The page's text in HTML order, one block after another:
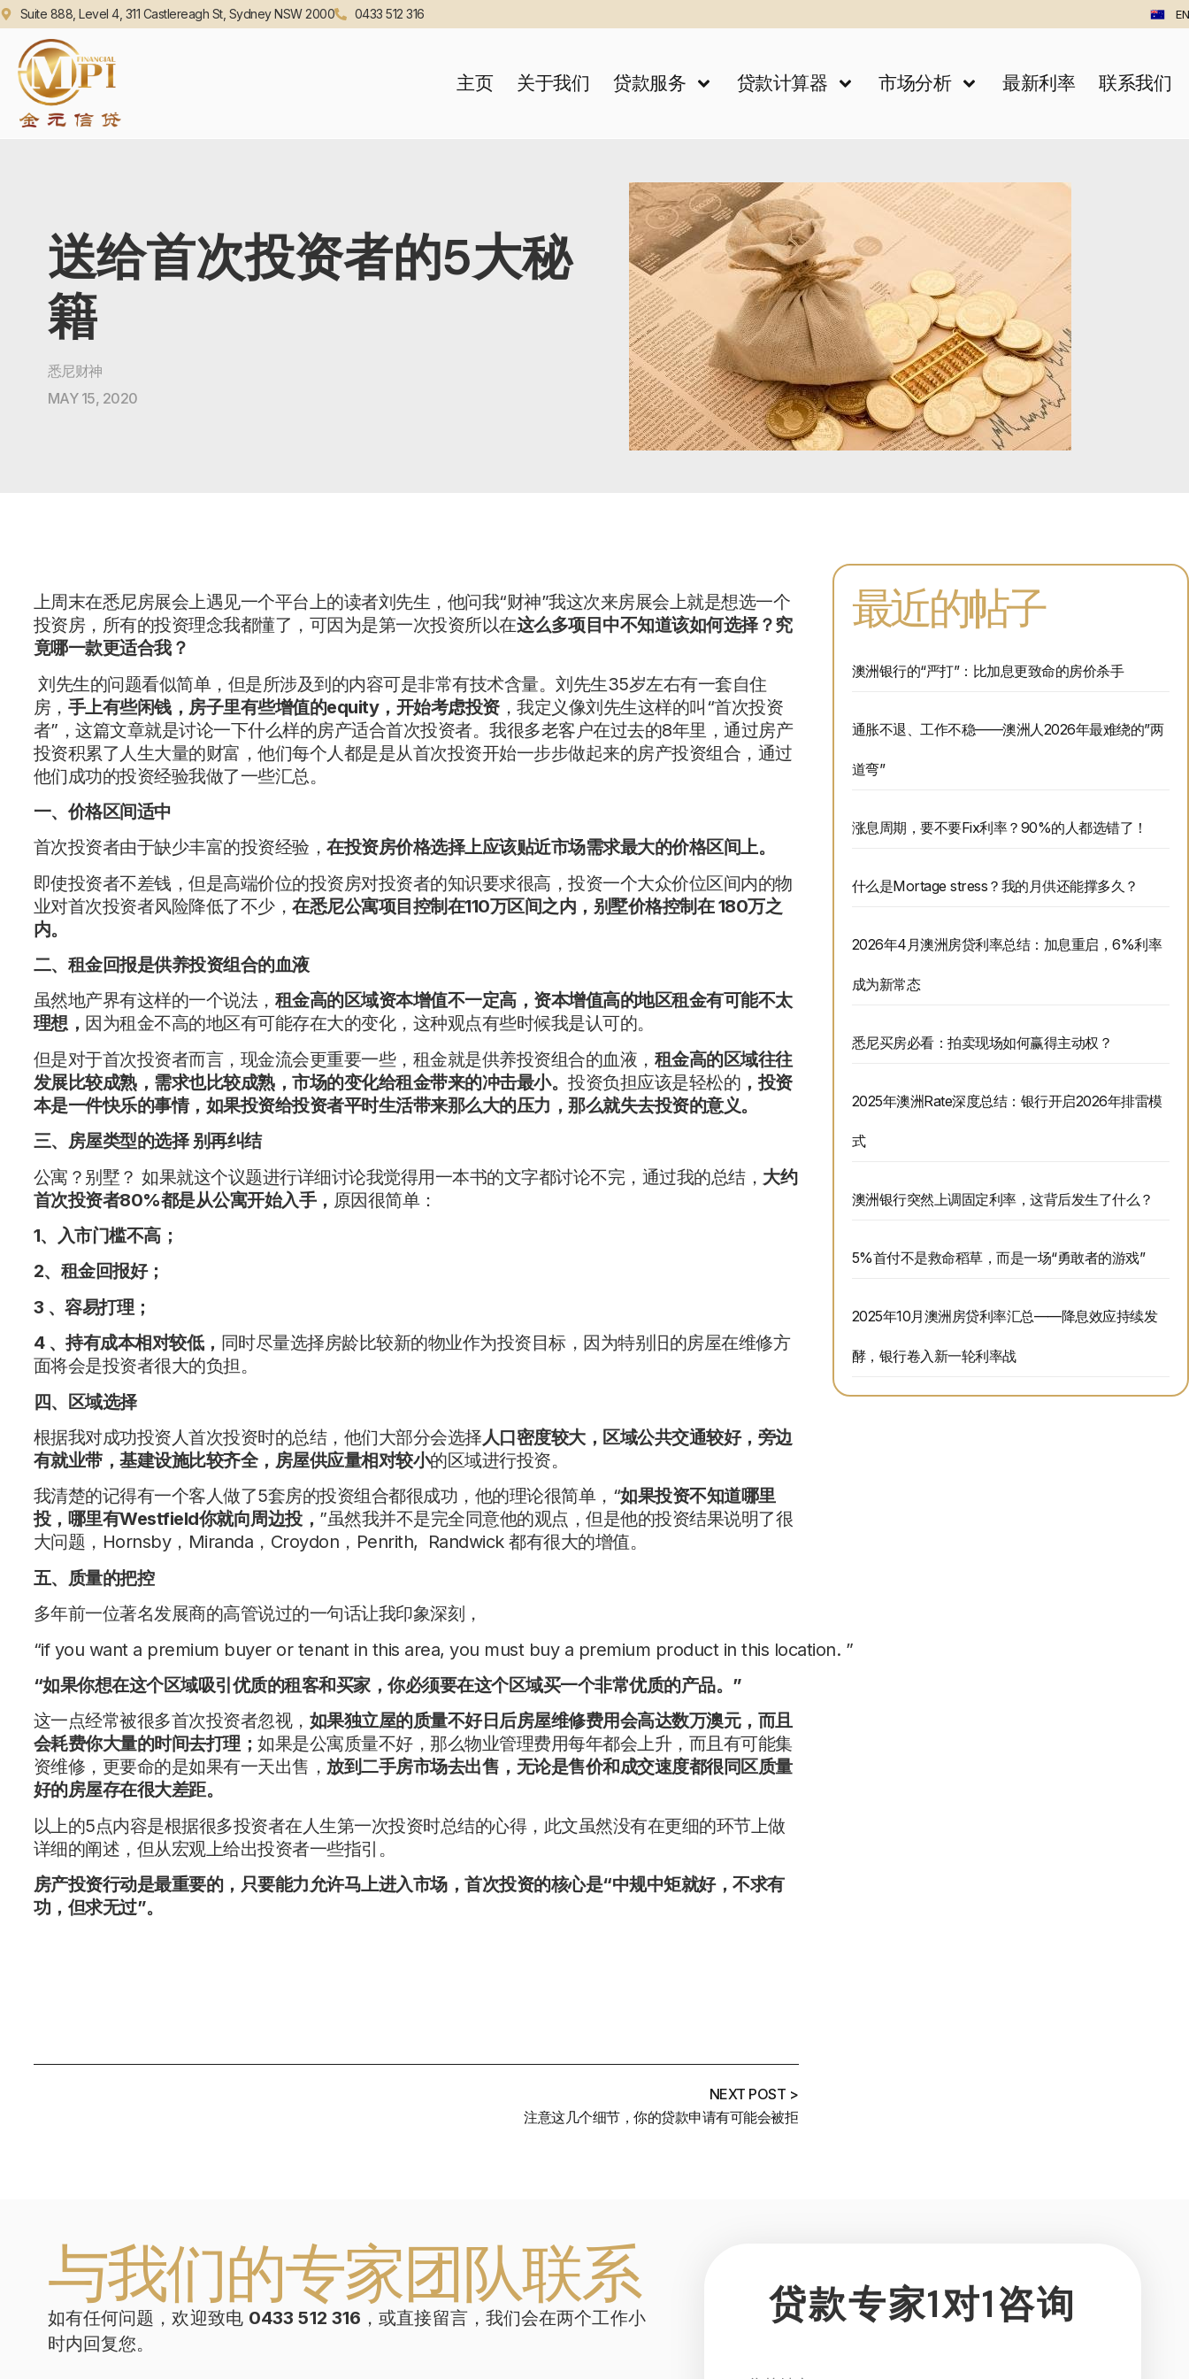
Suite 888, Level 4, 311 Castlereagh St, Sydney NSW 2000 0433 512 316 EN
主页 关于我们 贷款服务 贷款计算器 市场分析 最新利率 联系我们
送给首次投资者的5大秘
籍
悉尼财神
MAY 15, 2020
上周末在悉尼房展会上遇见一个平台上的读者刘先生，他问我“财神”我这次来房展会上就是想选一个
投资房，所有的投资理念我都懂了，可因为是第一次投资所以在这么多项目中不知道该如何选择？究
竟哪一款更适合我？
刘先生的问题看似简单，但是所涉及到的内容可是非常有技术含量。刘先生35岁左右有一套自住
房， 手上有些闲钱，房子里有些增值的equity，开始考虑投资，我定义像刘先生这样的叫“首次投资
者”，这篇文章就是讨论一下什么样的房产适合首次投资者。我很多老客户在过去的8年里，通过房产
投资积累了人生大量的财富，他们每个人都是是从首次投资开始一步步做起来的房产投资组合，通过
他们成功的投资经验我做了一些汇总。
一、价格区间适中
首次投资者由于缺少丰富的投资经验，在投资房价格选择上应该贴近市场需求最大的价格区间上。
即使投资者不差钱，但是高端价位的投资房对投资者的知识要求很高，投资一个大众价位区间内的物
业对首次投资者风险降低了不少，在悉尼公寓项目控制在110万区间之内，别墅价格控制在180万之
内。
二、租金回报是供养投资组合的血液
虽然地产界有这样的一个说法， 租金高的区域资本增值不一定高，资本增值高的地区租金有可能不太
理想， 因为租金不高的地区有可能存在大的变化，这种观点有些时候我是认可的。
但是对于首次投资者而言，现金流会更重要一些，租金就是供养投资组合的血液， 租金高的区域往往
发展比较成熟，需求也比较成熟，市场的变化给租金带来的冲击最小。投资负担应该是轻松的 ，投资
本是一件快乐的事情，如果投资给投资者平时生活带来那么大的压力，那么就失去投资的意义。
三、房屋类型的选择 别再纠结
公寓？别墅？ 如果就这个议题进行详细讨论我觉得用一本书的文字都讨论不完，通过我的总结， 大约
首次投资者80%都是从公寓开始入手， 原因很简单：
1、入市门槛不高；
2、租金回报好；
3 、容易打理；
4 、持有成本相对较低， 同时尽量选择房龄比较新的物业作为投资目标，因为特别旧的房屋在维修方
面将会是投资者很大的负担。
四、区域选择
根据我对成功投资人首次投资时的总结，他们大部分会选择人口密度较大，区域公共交通较好，旁边
有就业带，基建设施比较齐全，房屋供应量相对较小的区域进行投资。
我清楚的记得有一个客人做了5套房的投资组合都很成功，他的理论很简单，“如果投资不知道哪里
投，哪里有Westfield你就向周边投， ”虽然我并不是完全同意他的观点，但是他的投资结果说明了很
大问题，Hornsby，Miranda，Croydon，Penrith, Randwick 都有很大的增值。
五、质量的把控
多年前一位著名发展商的高管说过的一句话让我印象深刻，
“if you want a premium buyer or tenant in this area, you must buy a premium product in this location. ”
“如果你想在这个区域吸引优质的租客和买家，你必须要在这个区域买一个非常优质的产品。 ”
这一点经常被很多首次投资者忽视， 如果独立屋的质量不好日后房屋维修费用会高达数万澳元，而且
会耗费你大量的时间去打理；如果是公寓质量不好，那么物业管理费用每年都会上升，而且有可能集
资维修，更要命的是如果有一天出售， 放到二手房市场去出售，无论是售价和成交速度都很同区质量
好的房屋存在很大差距。
以上的5点内容是根据很多投资者在人生第一次投资时总结的心得，此文虽然没有在更细的环节上做
详细的阐述，但从宏观上给出投资者一些指引。
房产投资行动是最重要的，只要能力允许马上进入市场，首次投资的核心是“中规中矩就好，不求有
功，但求无过”。
NEXT POST >
注意这几个细节，你的贷款申请有可能会被拒
最近的帖子
澳洲银行的“严打”：比加息更致命的房价杀手
通胀不退、工作不稳——澳洲人2026年最难绕的”两
道弯”
涨息周期，要不要Fix利率？90%的人都选错了！
什么是Mortage stress？我的月供还能撑多久？
2026年4月澳洲房贷利率总结：加息重启，6%利率
成为新常态
悉尼买房必看：拍卖现场如何赢得主动权？
2025年澳洲Rate深度总结：银行开启2026年排雷模
式
澳洲银行突然上调固定利率，这背后发生了什么？
5%首付不是救命稻草，而是一场“勇敢者的游戏”
2025年10月澳洲房贷利率汇总——降息效应持续发
酵，银行卷入新一轮利率战
与我们的专家团队联系
如有任何问题，欢迎致电 0433 512 316 ，或直接留言，我们会在两个工作小
时内回复您。
贷款专家1对1咨询